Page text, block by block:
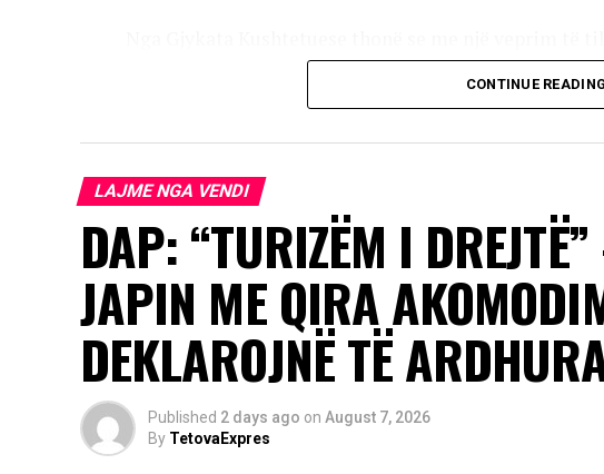
Për këtë arsye, për herë të parë është aktivizuar
paraparë me Aktin e Gjykatës, i cili është në fuqi që
CONTINUE READING
LAJME NGA VENDI
DAP: “TURIZËM I
JAPIN ME QIRA
DEKLAROJNË TË
Published 2 days ago on August 7, 2026
By TetovaExpres